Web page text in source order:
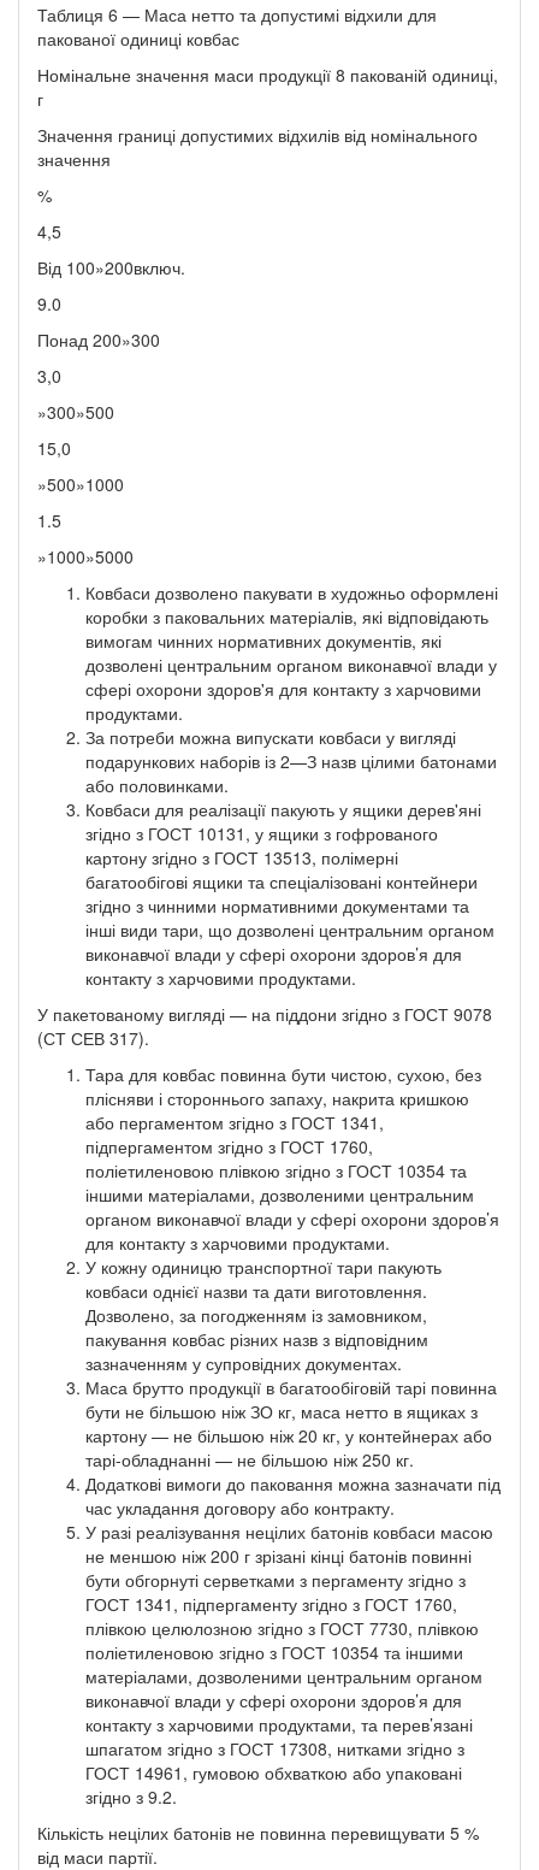
Таблиця 6 — Маса нетто та допустимі відхили для
пакованої одиниці ковбас
Номінальне значення маси продукції 8 пакованій одиниці,
г
Значення границі допустимих відхилів від номінального
значення
%
4,5
Від 100»200включ.
9.0
Понад 200»300
3,0
»300»500
15,0
»500»1000
1.5
»1000»5000
Ковбаси дозволено пакувати в художньо оформлені
коробки з паковальних матеріалів, які відповідають
вимогам чинних нормативних документів, які
дозволені центральним органом виконавчої влади у
сфері охорони здоров'я для контакту з харчовими
продуктами.
За потреби можна випускати ковбаси у вигляді
подарункових наборів із 2—З назв цілими батонами
або половинками.
Ковбаси для реалізації пакують у ящики дерев'яні
згідно з ГОСТ 10131, у ящики з гофрованого
картону згідно з ГОСТ 13513, полімерні
багатообігові ящики та спеціалізовані контейнери
згідно з чинними нормативними документами та
інші види тари, що дозволені центральним органом
виконавчої влади у сфері охорони здоров’я для
контакту з харчовими продуктами.
У пакетованому вигляді — на піддони згідно з ГОСТ 9078
(СТ СЕВ 317).
Тара для ковбас повинна бути чистою, сухою, без
плісняви і стороннього запаху, накрита кришкою
або пергаментом згідно з ГОСТ 1341,
підпергаментом згідно з ГОСТ 1760,
поліетиленовою плівкою згідно з ГОСТ 10354 та
іншими матеріалами, дозволеними центральним
органом виконавчої влади у сфері охорони здоров’я
для контакту з харчовими продуктами.
У кожну одиницю транспортної тари пакують
ковбаси однієї назви та дати виготовлення.
Дозволено, за погодженням із замовником,
пакування ковбас різних назв з відповідним
зазначенням у супровідних документах.
Маса брутто продукції в багатообіговій тарі повинна
бути не більшою ніж ЗО кг, маса нетто в ящиках з
картону — не більшою ніж 20 кг, у контейнерах або
тарі-обладнанні — не більшою ніж 250 кг.
Додаткові вимоги до паковання можна зазначати під
час укладання договору або контракту.
У разі реалізування нецілих батонів ковбаси масою
не меншою ніж 200 г зрізані кінці батонів повинні
бути обгорнуті серветками з пергаменту згідно з
ГОСТ 1341, підпергаменту згідно з ГОСТ 1760,
плівкою целюлозною згідно з ГОСТ 7730, плівкою
поліетиленовою згідно з ГОСТ 10354 та іншими
матеріалами, дозволеними центральним органом
виконавчої влади у сфері охорони здоров’я для
контакту з харчовими продуктами, та перев’язані
шпагатом згідно з ГОСТ 17308, нитками згідно з
ГОСТ 14961, гумовою обхваткою або упаковані
згідно з 9.2.
Кількість нецілих батонів не повинна перевищувати 5 %
від маси партії.